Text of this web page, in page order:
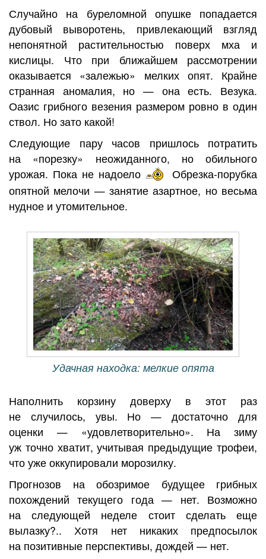
Случайно на буреломной опушке попадается
дубовый выворотень, привлекающий взгляд
непонятной растительностью поверх мха и
кислицы. Что при ближайшем рассмотрении
оказывается «залежью» мелких опят. Крайне
странная аномалия, но — она есть. Везука.
Оазис грибного везения размером ровно в один
ствол. Но зато какой!
Следующие пару часов пришлось потратить
на «порезку» неожиданного, но обильного
урожая. Пока не надоело
Обрезка-порубка
опятной мелочи — занятие азартное, но весьма
нудное и утомительное.
Удачная находка: мелкие опята
Наполнить корзину доверху в этот раз
не случилось, увы. Но — достаточно для
оценки — «удовлетворительно». На зиму
уж точно хватит, учитывая предыдущие трофеи,
что уже оккупировали морозилку.
Прогнозов на обозримое будущее грибных
похождений текущего года — нет. Возможно
на следующей неделе стоит сделать еще
вылазку?.. Хотя нет никаких предпосылок
на позитивные перспективы, дождей — нет.